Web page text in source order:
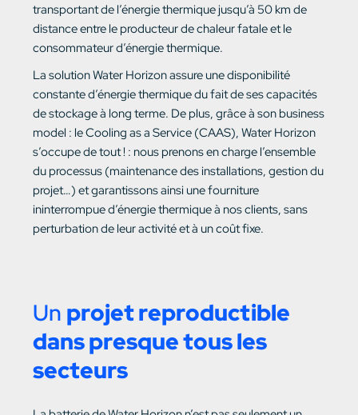
transportant de l’énergie thermique jusqu’à 50 km de
distance entre le producteur de chaleur fatale et le
consommateur d’énergie thermique.
La solution Water Horizon assure une disponibilité
constante d’énergie thermique du fait de ses capacités
de stockage à long terme. De plus, grâce à son business
model : le Cooling as a Service (CAAS), Water Horizon
s’occupe de tout ! : nous prenons en charge l’ensemble
du processus (maintenance des installations, gestion du
projet…) et garantissons ainsi une fourniture
ininterrompue d’énergie thermique à nos clients, sans
perturbation de leur activité et à un coût fixe.
Un projet reproductible
dans presque tous les
secteurs